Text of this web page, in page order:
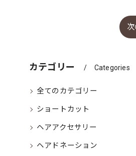
カテゴリー Categories
全てのカテゴリー
ショートカット
ヘアアクセサリー
ヘアドネーション